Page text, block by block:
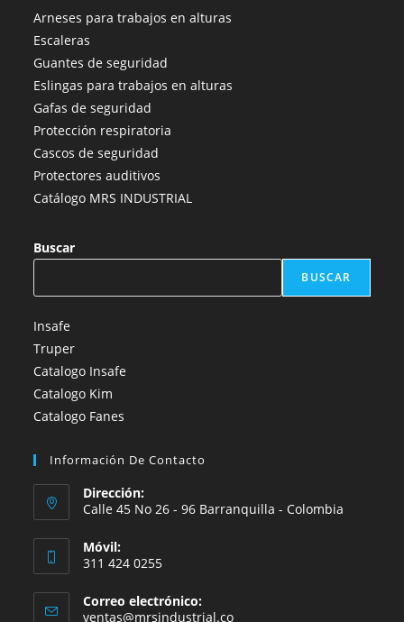
abre
en
una
nueva
pestaña
abre
una
nueva
pestaña
abre
una
nueva
pestaña
abre
nueva
Arneses para trabajos en alturas
Escaleras
Guantes de seguridad
Eslingas para trabajos en alturas
Gafas de seguridad
Protección respiratoria
Cascos de seguridad
Protectores auditivos
Catálogo MRS INDUSTRIAL
Buscar
BUSCAR
Insafe
Truper
Catalogo Insafe
Catalogo Kim
Catalogo Fanes
Información De Contacto
Dirección:
Calle 45 No 26 - 96 Barranquilla - Colombia
Móvil:
311 424 0255
Correo electrónico:
ventas@mrsindustrial.coSe